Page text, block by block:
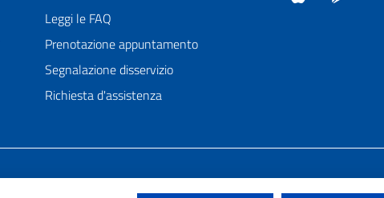
Leggi le FAQ
Prenotazione appuntamento
Segnalazione disservizio
Richiesta d'assistenza